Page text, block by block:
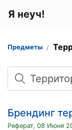
Я неуч!
Предметы
Поиск
Брендинг
Реферат, 08 Июня